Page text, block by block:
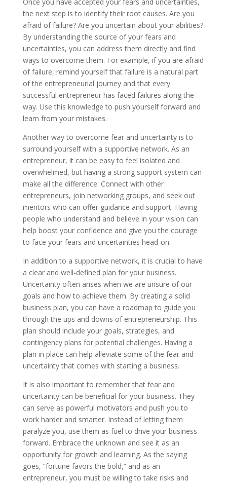
the next step is to identify their root causes. Are you
afraid of failure? Are you uncertain about your abilities?
By understanding the source of your fears and
uncertainties, you can address them directly and find
ways to overcome them. For example, if you are afraid
of failure, remind yourself that failure is a natural part
of the entrepreneurial journey and that every
successful entrepreneur has faced failures along the
way. Use this knowledge to push yourself forward and
learn from your mistakes.
Another way to overcome fear and uncertainty is to
surround yourself with a supportive network. As an
entrepreneur, it can be easy to feel isolated and
overwhelmed, but having a strong support system can
make all the difference. Connect with other
entrepreneurs, join networking groups, and seek out
mentors who can offer guidance and support. Having
people who understand and believe in your vision can
help boost your confidence and give you the courage
to face your fears and uncertainties head-on.
In addition to a supportive network, it is crucial to have
a clear and well-defined plan for your business.
Uncertainty often arises when we are unsure of our
goals and how to achieve them. By creating a solid
business plan, you can have a roadmap to guide you
through the ups and downs of entrepreneurship. This
plan should include your goals, strategies, and
contingency plans for potential challenges. Having a
plan in place can help alleviate some of the fear and
uncertainty that comes with starting a business.
It is also important to remember that fear and
uncertainty can be beneficial for your business. They
can serve as powerful motivators and push you to
work harder and smarter. Instead of letting them
paralyze you, use them as fuel to drive your business
forward. Embrace the unknown and see it as an
opportunity for growth and learning. As the saying
goes, ”fortune favors the bold,” and as an
entrepreneur, you must be willing to take risks and